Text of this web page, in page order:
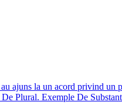
ajuns la un acord privind un
Plural. Exemple De